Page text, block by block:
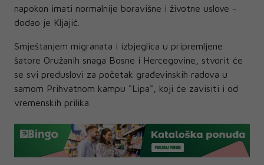
napokon imati normalnije boravišne i životne uslove -
dodao je Kljajić.
Smještanjem migranata i izbjeglica u pripremljene
šatore Oružanih snaga Bosne i Hercegovine, stvorit će
se svi preduslovi za početak građevinskih radova u
samom Prihvatnom kampu "Lipa", koji će zavisiti i od
vremenskih prilika.